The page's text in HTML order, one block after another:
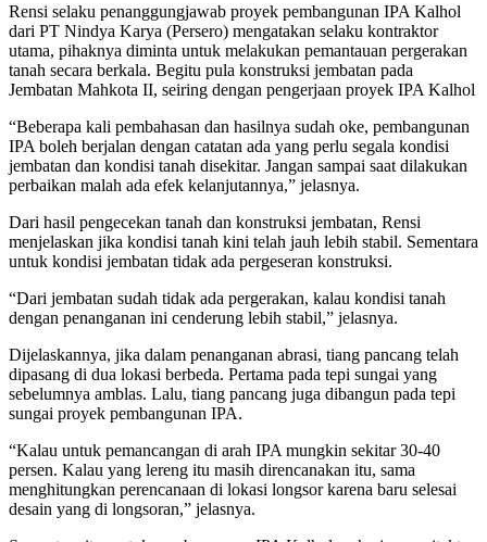
Rensi selaku penanggungjawab proyek pembangunan IPA Kalhol
dari PT Nindya Karya (Persero) mengatakan selaku kontraktor
utama, pihaknya diminta untuk melakukan pemantauan pergerakan
tanah secara berkala. Begitu pula konstruksi jembatan pada
Jembatan Mahkota II, seiring dengan pengerjaan proyek IPA Kalhol
“Beberapa kali pembahasan dan hasilnya sudah oke, pembangunan
IPA boleh berjalan dengan catatan ada yang perlu segala kondisi
jembatan dan kondisi tanah disekitar. Jangan sampai saat dilakukan
perbaikan malah ada efek kelanjutannya,” jelasnya.
Dari hasil pengecekan tanah dan konstruksi jembatan, Rensi
menjelaskan jika kondisi tanah kini telah jauh lebih stabil. Sementara
untuk kondisi jembatan tidak ada pergeseran konstruksi.
“Dari jembatan sudah tidak ada pergerakan, kalau kondisi tanah
dengan penanganan ini cenderung lebih stabil,” jelasnya.
Dijelaskannya, jika dalam penanganan abrasi, tiang pancang telah
dipasang di dua lokasi berbeda. Pertama pada tepi sungai yang
sebelumnya amblas. Lalu, tiang pancang juga dibangun pada tepi
sungai proyek pembangunan IPA.
“Kalau untuk pemancangan di arah IPA mungkin sekitar 30-40
persen. Kalau yang lereng itu masih direncanakan itu, sama
menghitungkan perencanaan di lokasi longsor karena baru selesai
desain yang di longsoran,” jelasnya.